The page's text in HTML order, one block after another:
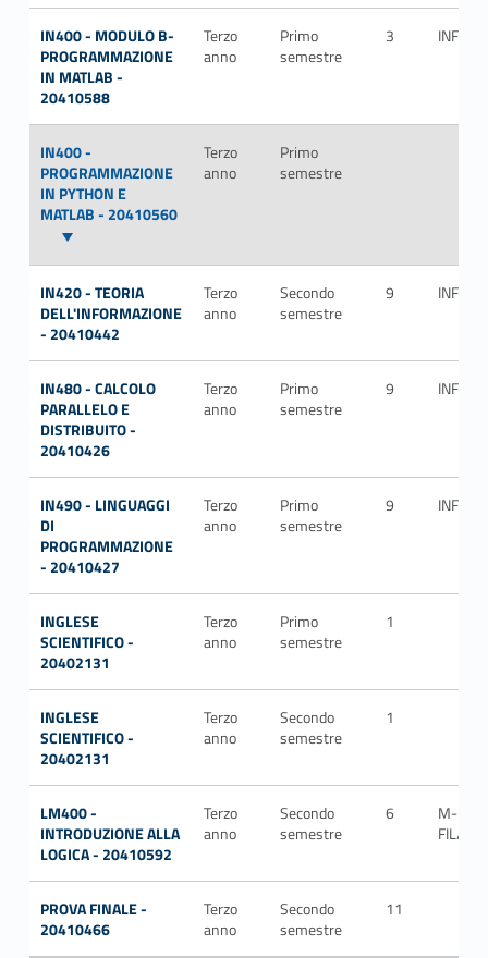
IN400 - MODULO B-
PROGRAMMAZIONE
IN MATLAB -
20410588
Terzo
anno
Primo
semestre
3 INF/01
IN400 -
PROGRAMMAZIONE
IN PYTHON E
MATLAB - 20410560
Terzo
anno
Primo
semestre
IN420 - TEORIA
DELL'INFORMAZIONE
- 20410442
Terzo
anno
Secondo
semestre
9 INF/01
IN480 - CALCOLO
PARALLELO E
DISTRIBUITO -
20410426
Terzo
anno
Primo
semestre
9 INF/01
IN490 - LINGUAGGI
DI
PROGRAMMAZIONE
- 20410427
Terzo
anno
Primo
semestre
9 INF/01
INGLESE
SCIENTIFICO -
20402131
Terzo
anno
Primo
semestre
1
INGLESE
SCIENTIFICO -
20402131
Terzo
anno
Secondo
semestre
1
LM400 -
INTRODUZIONE ALLA
LOGICA - 20410592
Terzo
anno
Secondo
semestre
6
M-
FIL/02
PROVA FINALE -
20410466
Terzo
anno
Secondo
semestre
11